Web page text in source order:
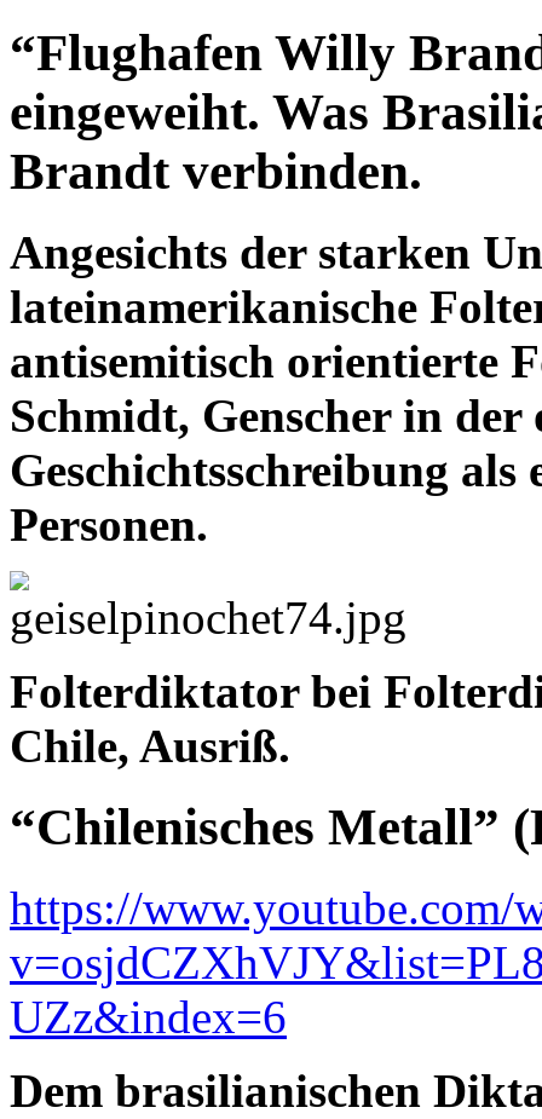
“Flughafen Willy
eingeweiht. Was
Brandt verbinden.
Angesichts der starken
lateinamerikanische
antisemitisch orientierte
Schmidt, Genscher in
Geschichtsschreibung
Personen.
Folterdiktator bei
Chile, Ausriß.
“Chilenisches Metall”
https://www.youtube.com/
UZz&index=6
Dem brasilianischen